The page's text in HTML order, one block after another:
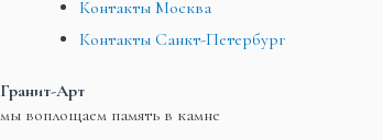
Контакты Москва
Контакты Санкт-Петербург
Гранит-Арт
мы воплощаем память в камне